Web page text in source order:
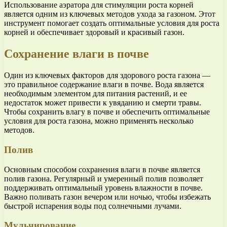
Использование аэратора для стимуляции роста корней
является одним из ключевых методов ухода за газоном. Этот
инструмент помогает создать оптимальные условия для роста
корней и обеспечивает здоровый и красивый газон.
Сохранение влаги в почве
Один из ключевых факторов для здорового роста газона —
это правильное содержание влаги в почве. Вода является
необходимым элементом для питания растений, и ее
недостаток может привести к увяданию и смерти травы.
Чтобы сохранить влагу в почве и обеспечить оптимальные
условия для роста газона, можно применять несколько
методов.
Полив
Основным способом сохранения влаги в почве является
полив газона. Регулярный и умеренный полив позволяет
поддерживать оптимальный уровень влажности в почве.
Важно поливать газон вечером или ночью, чтобы избежать
быстрой испарения воды под солнечными лучами.